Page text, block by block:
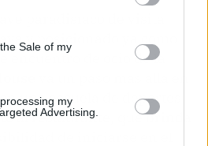
Sale of my
my
Advertising.
paradisíaco de visita
y posicionado ya como
encuentro de ocio de la
una escuela de deportes
al restaurante, que brinda
de iniciarse en el